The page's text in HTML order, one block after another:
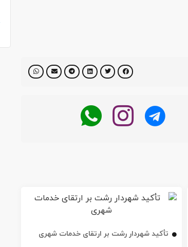
تأکید شهردار رشت بر ارتقای خدمات شهری